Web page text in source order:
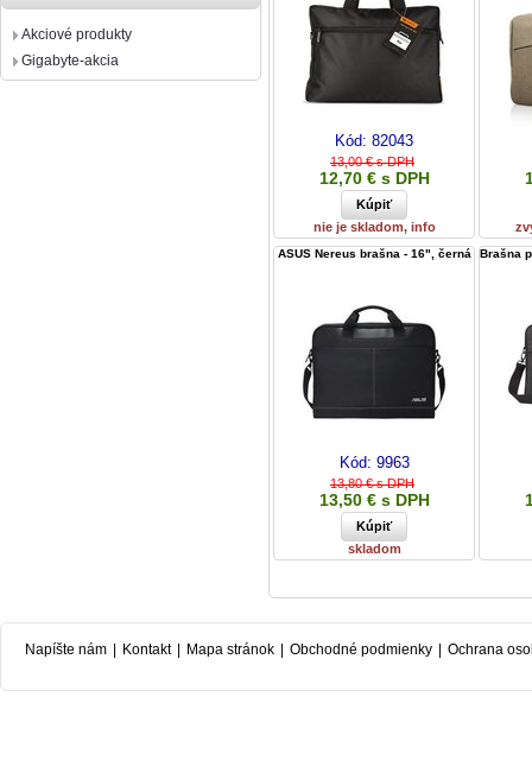
Akciové produkty
Gigabyte-akcia
Kód: 82043
13,00 € s DPH
12,70 € s DPH
nie je skladom, info
ASUS Nereus brašna - 16", černá
Kód: 9963
13,80 € s DPH
13,50 € s DPH
skladom
Brašna
Napíšte nám Kontakt Mapa stránok Obchodné podmienky Ochrana